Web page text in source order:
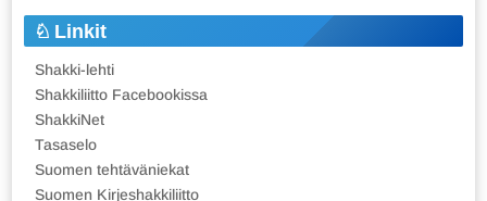
Linkit
Shakki-lehti
Shakkiliitto Facebookissa
ShakkiNet
Tasaselo
Suomen tehtäväniekat
Suomen Kirjeshakkiliitto